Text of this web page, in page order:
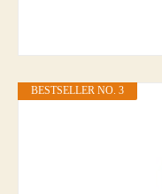
BESTSELLER NO. 3